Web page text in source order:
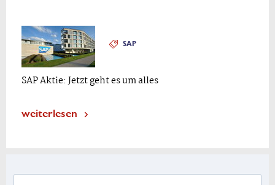
SAP
SAP Aktie: Jetzt geht es um alles
weiterlesen